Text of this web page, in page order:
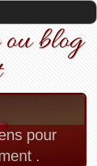
ou blog
pour
.